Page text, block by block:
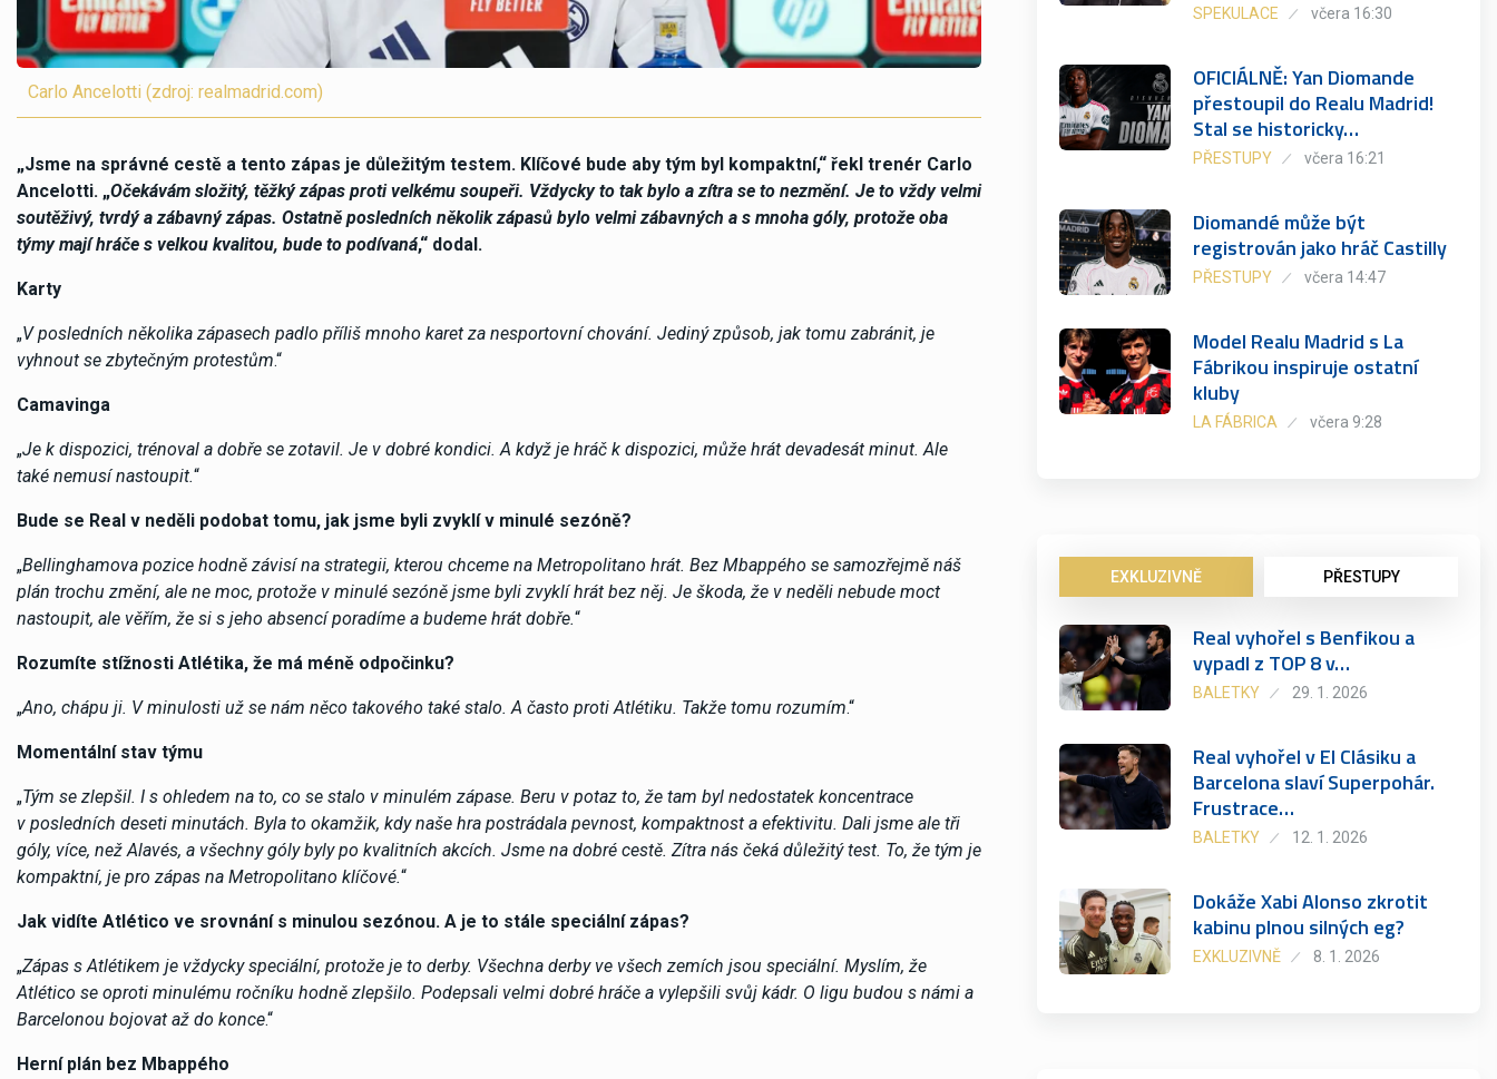
Carlo Ancelotti (zdroj: realmadrid.com)
„Jsme na správné cestě a tento zápas je důležitým testem. Klíčové bude aby tým byl kompaktní,“ řekl trenér Carlo
Ancelotti. „Očekávám složitý, těžký zápas proti velkému soupeři. Vždycky to tak bylo a zítra se to nezmění. Je to vždy velmi
soutěživý, tvrdý a zábavný zápas. Ostatně posledních několik zápasů bylo velmi zábavných a s mnoha góly, protože oba
týmy mají hráče s velkou kvalitou, bude to podívaná,“ dodal.
Karty
„V posledních několika zápasech padlo příliš mnoho karet za nesportovní chování. Jediný způsob, jak tomu zabránit, je
vyhnout se zbytečným protestům.“
Camavinga
„Je k dispozici, trénoval a dobře se zotavil. Je v dobré kondici. A když je hráč k dispozici, může hrát devadesát minut. Ale
také nemusí nastoupit.“
Bude se Real v neděli podobat tomu, jak jsme byli zvyklí v minulé sezóně?
„Bellinghamova pozice hodně závisí na strategii, kterou chceme na Metropolitano hrát. Bez Mbappého se samozřejmě náš
plán trochu změní, ale ne moc, protože v minulé sezóně jsme byli zvyklí hrát bez něj. Je škoda, že v neděli nebude moct
nastoupit, ale věřím, že si s jeho absencí poradíme a budeme hrát dobře.“
Rozumíte stížnosti Atlétika, že má méně odpočinku?
„Ano, chápu ji. V minulosti už se nám něco takového také stalo. A často proti Atlétiku. Takže tomu rozumím.“
Momentální stav týmu
„Tým se zlepšil. I s ohledem na to, co se stalo v minulém zápase. Beru v potaz to, že tam byl nedostatek koncentrace
v posledních deseti minutách. Byla to okamžik, kdy naše hra postrádala pevnost, kompaktnost a efektivitu. Dali jsme ale tři
góly, více, než Alavés, a všechny góly byly po kvalitních akcích. Jsme na dobré cestě. Zítra nás čeká důležitý test. To, že tým je
kompaktní, je pro zápas na Metropolitano klíčové.“
Jak vidíte Atlético ve srovnání s minulou sezónou. A je to stále speciální zápas?
„Zápas s Atlétikem je vždycky speciální, protože je to derby. Všechna derby ve všech zemích jsou speciální. Myslím, že
Atlético se oproti minulému ročníku hodně zlepšilo. Podepsali velmi dobré hráče a vylepšili svůj kádr. O ligu budou s námi a
Barcelonou bojovat až do konce.“
Herní plán bez Mbappého
SPEKULACE včera 16:30
OFICIÁLNĚ: Yan Diomande
přestoupil do Realu Madrid!
Stal se historicky…
PŘESTUPY včera 16:21
Diomandé může být
registrován jako hráč Castilly
PŘESTUPY včera 14:47
Model Realu Madrid s La
Fábrikou inspiruje ostatní
kluby
LA FÁBRICA včera 9:28
EXKLUZIVNĚ PŘESTUPY
Real vyhořel s Benfikou a
vypadl z TOP 8 v…
BALETKY 29. 1. 2026
Real vyhořel v El Clásiku a
Barcelona slaví Superpohár.
Frustrace…
BALETKY 12. 1. 2026
Dokáže Xabi Alonso zkrotit
kabinu plnou silných eg?
EXKLUZIVNĚ 8. 1. 2026